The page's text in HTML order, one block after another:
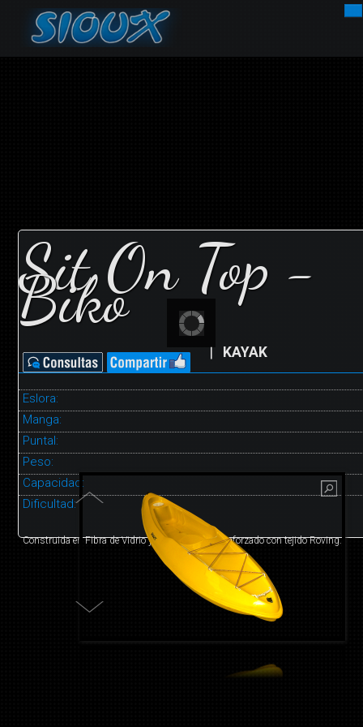
NOVEDADES
MOTORES
CONTACTOS
Sit On Top -
Biko
| KAYAK
Eslora:
Manga:
Puntal:
Peso:
Capacidad:
Dificultad:
Construida en Fibra de Vidrio y Resina Poliester reforzado con tejido Roving.